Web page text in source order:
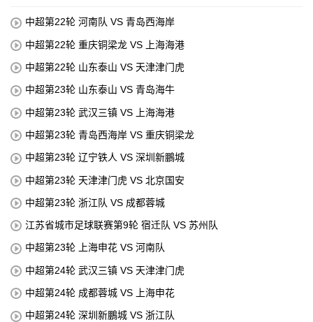
中超第22轮 河南队 VS 青岛西海岸
中超第22轮 重庆铜梁龙 VS 上海海港
中超第22轮 山东泰山 VS 天津津门虎
中超第23轮 山东泰山 VS 青岛海牛
中超第23轮 武汉三镇 VS 上海海港
中超第23轮 青岛西海岸 VS 重庆铜梁龙
中超第23轮 辽宁铁人 VS 深圳新鵬城
中超第23轮 天津津门虎 VS 北京国安
中超第23轮 浙江队 VS 成都蓉城
江苏省城市足球联赛第9轮 宿迁队 VS 苏州队
中超第23轮 上海申花 VS 河南队
中超第24轮 武汉三镇 VS 天津津门虎
中超第24轮 成都蓉城 VS 上海申花
中超第24轮 深圳新鵬城 VS 浙江队